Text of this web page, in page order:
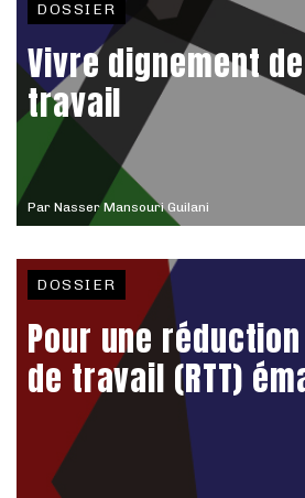
Par Nasser Mansouri Guilani
DOSSIER
Vivre dignement
travail
DOSSIER
Pour une
de travail (RTT)